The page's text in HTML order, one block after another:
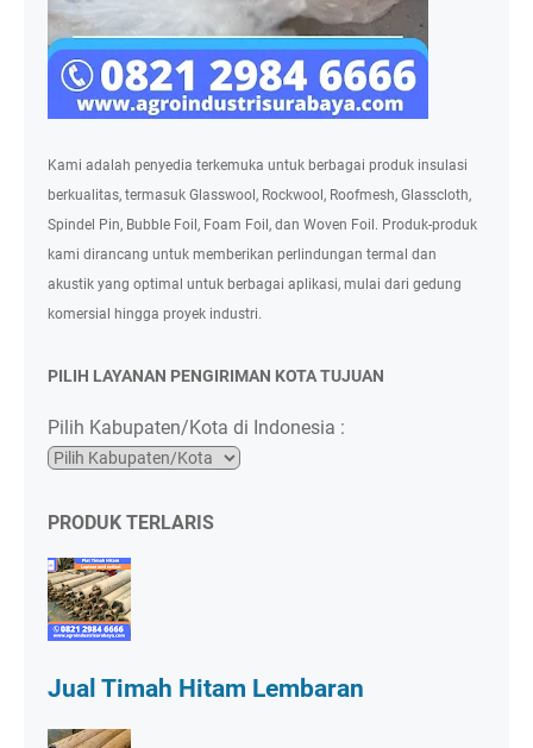
Kami adalah penyedia terkemuka untuk berbagai produk insulasi
berkualitas, termasuk Glasswool, Rockwool, Roofmesh, Glasscloth,
Spindel Pin, Bubble Foil, Foam Foil, dan Woven Foil. Produk-produk
kami dirancang untuk memberikan perlindungan termal dan
akustik yang optimal untuk berbagai aplikasi, mulai dari gedung
komersial hingga proyek industri.
PILIH LAYANAN PENGIRIMAN KOTA TUJUAN
Pilih Kabupaten/Kota di Indonesia :
PRODUK TERLARIS
Jual Timah Hitam Lembaran